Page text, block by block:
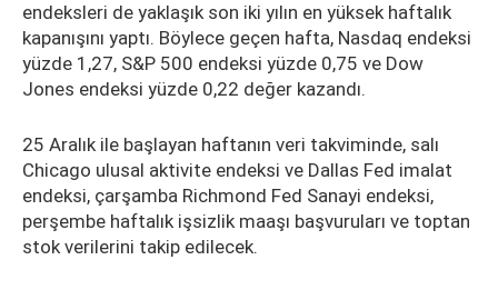
endeksleri de yaklaşık son iki yılın en yüksek haftalık
kapanışını yaptı. Böylece geçen hafta, Nasdaq endeksi
yüzde 1,27, S&P 500 endeksi yüzde 0,75 ve Dow
Jones endeksi yüzde 0,22 değer kazandı.
25 Aralık ile başlayan haftanın veri takviminde, salı
Chicago ulusal aktivite endeksi ve Dallas Fed imalat
endeksi, çarşamba Richmond Fed Sanayi endeksi,
perşembe haftalık işsizlik maaşı başvuruları ve toptan
stok verilerini takip edilecek.